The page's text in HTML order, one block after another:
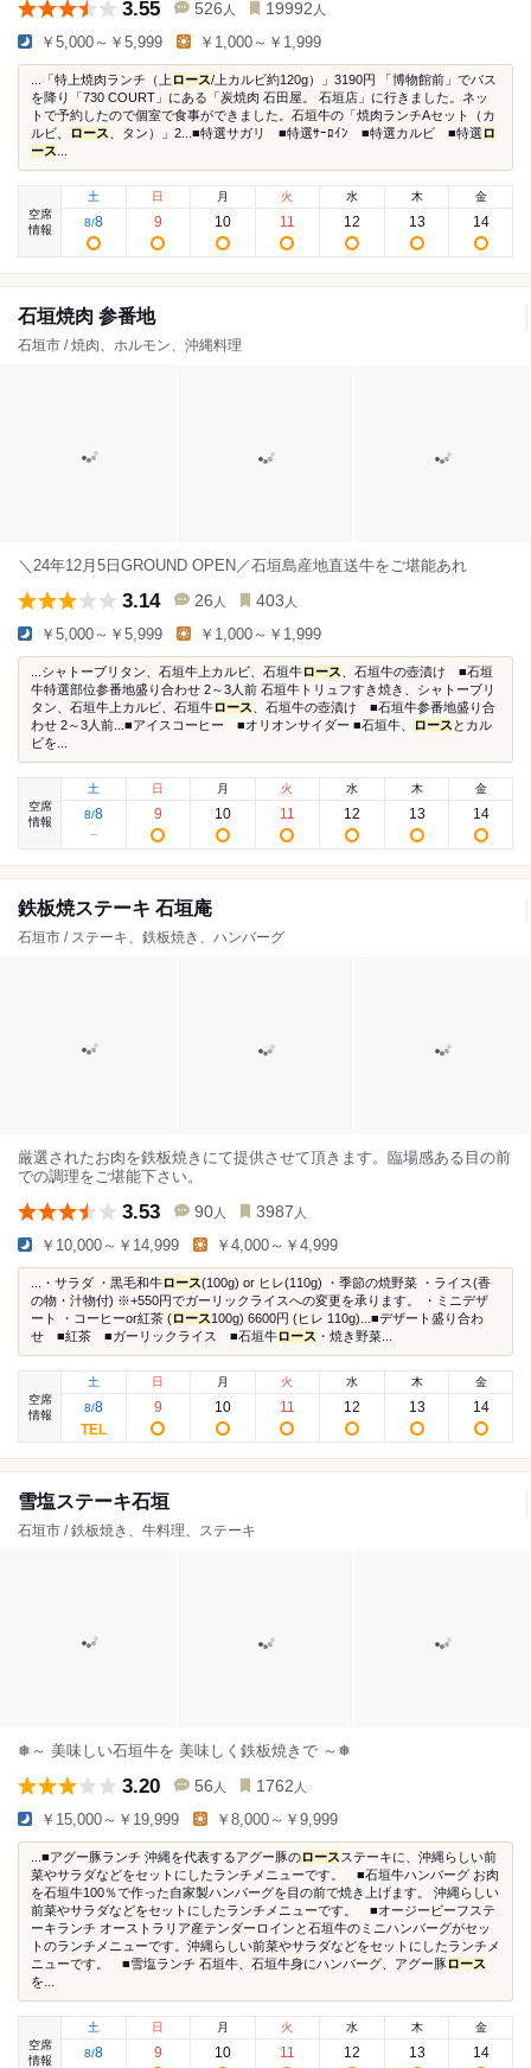
3.55 526 人 19992 人
￥5,000～￥5,999 ￥1,000～￥1,999
...「特上焼肉ランチ（上 ロース/上カルビ約120g）」3190円 「博物館前」でバス
を降り「730 COURT」にある「炭焼肉 石田屋。 石垣店」に行きました。ネッ
トで予約したので個室で食事ができました。石垣牛の「焼肉ランチAセット（カ
ルビ、
ロース 、タン）」2...■特選サガリ ■特選ｻｰﾛｲﾝ ■特選カルビ ■特選 ロ
ース
空席
情報
土
8/8
日
9
月
10
火
11
水
12
木
13
金
14
石垣焼肉 参番地
石垣市 / 焼肉、ホルモン、沖縄料理
＼24年12月5日GROUND OPEN／石垣島産地直送牛をご堪能あれ
3.14 26 人 403 人
￥5,000～￥5,999 ￥1,000～￥1,999
...シャトーブリタン、石垣牛上カルビ、石垣牛ロース 、石垣牛の壺漬け ■石垣
牛特選部位参番地盛り合わせ 2～3人前 石垣牛トリュフすき焼き、シャトーブリ
タン、石垣牛上カルビ、石垣牛ロース 、石垣牛の壺漬け ■石垣牛参番地盛り合
わせ 2～3人前...■アイスコーヒー ■オリオンサイダー ■石垣牛、
ロース とカル
ビを...
空席
情報
土
8/8
日
9
月
10
火
11
水
12
木
13
金
14
鉄板焼ステーキ 石垣庵
石垣市 / ステーキ、鉄板焼き、ハンバーグ
厳選されたお肉を鉄板焼きにて提供させて頂きます。臨場感ある目の前
での調理をご堪能下さい。
3.53 90 人 3987 人
￥10,000～￥14,999 ￥4,000～￥4,999
...・サラダ ・黒毛和牛ロース(100g) or ヒレ(110g) ・季節の焼野菜 ・ライス(香
の物・汁物付) ※+550円でガーリックライスへの変更を承ります。 ・ミニデザ
ート ・コーヒーor紅茶 (ロース100g) 6600円 (ヒレ 110g)...■デザート盛り合わ
せ ■紅茶 ■ガーリックライス ■石垣牛ロース ・焼き野菜...
空席
情報
土
8/8
日
9
月
10
火
11
水
12
木
13
金
14
雪塩ステーキ石垣
石垣市 / 鉄板焼き、牛料理、ステーキ
❅～ 美味しい石垣牛を 美味しく鉄板焼きで ～❅
3.20 56 人 1762 人
￥15,000～￥19,999 ￥8,000～￥9,999
...■アグー豚ランチ 沖縄を代表するアグー豚のロースステーキに、沖縄らしい前
菜やサラダなどをセットにしたランチメニューです。 ■石垣牛ハンバーグ お肉
を石垣牛100％で作った自家製ハンバーグを目の前で焼き上げます。 沖縄らしい
前菜やサラダなどをセットにしたランチメニューです。 ■オージービーフステ
ーキランチ オーストラリア産テンダーロインと石垣牛のミニハンバーグがセッ
トのランチメニューです。沖縄らしい前菜やサラダなどをセットにしたランチメ
ニューです。 ■雪塩ランチ 石垣牛、石垣牛身にハンバーグ、アグー豚ロース
を...
空席
情報
土
8/8
日
9
月
10
火
11
水
12
木
13
金
14